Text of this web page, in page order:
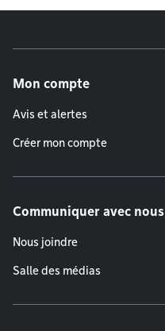
Mon compte
Avis et alertes
Créer mon compte
Communiquer avec nous
Nous joindre
Salle des médias